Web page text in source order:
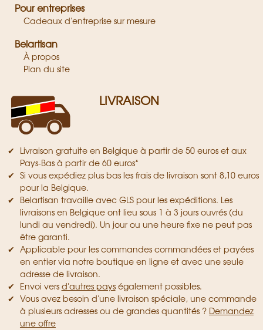
Pour entreprises
Cadeaux d'entreprise sur mesure
Belartisan
À propos
Plan du site
LIVRAISON
Livraison gratuite en Belgique à partir de 50 euros et aux
Pays-Bas à partir de 60 euros*
Si vous expédiez plus bas les frais de livraison sont 8,10 euros
pour la Belgique.
Belartisan travaille avec GLS pour les expéditions. Les
livraisons en Belgique ont lieu sous 1 à 3 jours ouvrés (du
lundi au vendredi). Un jour ou une heure fixe ne peut pas
être garanti.
Applicable pour les commandes commandées et payées
en entier via notre boutique en ligne et avec une seule
adresse de livraison.
Envoi vers d'autres paységalement possibles.
Vous avez besoin d'une livraison spéciale, une commande
à plusieurs adresses ou de grandes quantités ? Demandez
une offre